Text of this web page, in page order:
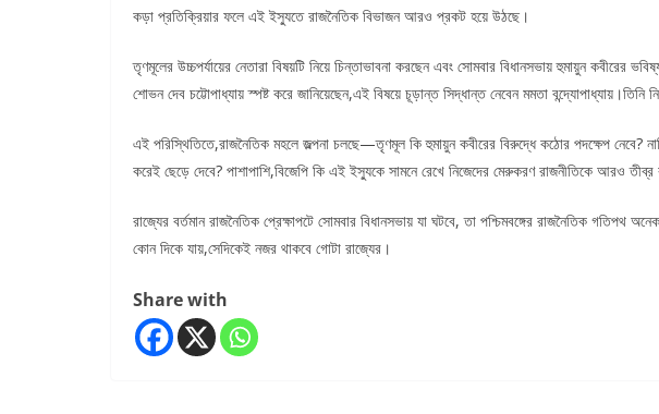
কড়া প্রতিক্রিয়ার ফলে এই ইস্যুতে রাজনৈতিক বিভাজন আরও প্রকট হয়ে উঠছে।
তৃণমূলের উচ্চপর্যায়ের নেতারা বিষয়টি নিয়ে চিন্তাভাবনা করছেন এবং সোমবার বিধানসভায় হুমায়ুন কবীরের
শোভন দেব চট্টোপাধ্যায় স্পষ্ট করে জানিয়েছেন,এই বিষয়ে চূড়ান্ত সিদ্ধান্ত নেবেন মমতা বন্দ্যোপাধ্যায়।তিনি
এই পরিস্থিতিতে,রাজনৈতিক মহলে জল্পনা চলছে—তৃণমূল কি হুমায়ুন কবীরের বিরুদ্ধে কঠোর পদক্ষেপ নেবে?
করেই ছেড়ে দেবে? পাশাপাশি,বিজেপি কি এই ইস্যুকে সামনে রেখে নিজেদের মেরুকরণ রাজনীতিকে আরও
রাজ্যের বর্তমান রাজনৈতিক প্রেক্ষাপটে সোমবার বিধানসভায় যা ঘটবে, তা পশ্চিমবঙ্গের রাজনৈতিক গতিপথ
কোন দিকে যায়,সেদিকেই নজর থাকবে গোটা রাজ্যের।
Share with